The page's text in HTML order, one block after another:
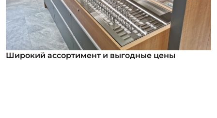
Широкий ассортимент и выгодные цены